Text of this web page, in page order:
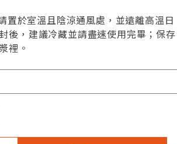
置於室溫且陰涼通風處，並遠離高溫日
後，建議冷藏並請盡速使用完畢；保存
裡。